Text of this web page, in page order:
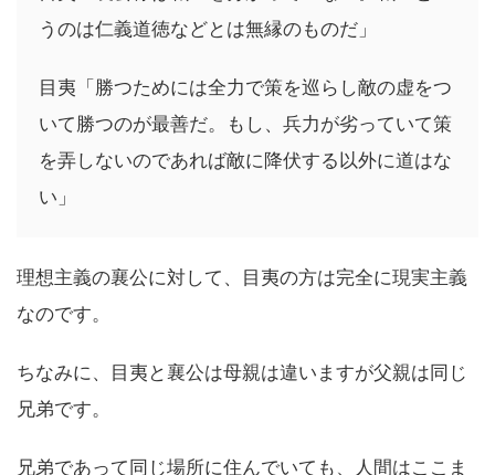
うのは仁義道徳などとは無縁のものだ」
目夷「勝つためには全力で策を巡らし敵の虚をつ
いて勝つのが最善だ。もし、兵力が劣っていて策
を弄しないのであれば敵に降伏する以外に道はな
い」
理想主義の襄公に対して、目夷の方は完全に現実主義
なのです。
ちなみに、目夷と襄公は母親は違いますが父親は同じ
兄弟です。
兄弟であって同じ場所に住んでいても、人間はここま